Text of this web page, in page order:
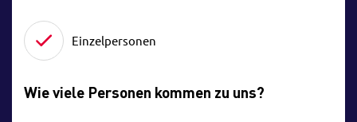
Einzelpersonen
Wie viele Personen kommen zu uns?